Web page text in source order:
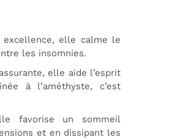
elle calme le
les insomnies.
elle aide l’esprit
à l’améthyste, c’est
favorise un sommeil
et en dissipant les